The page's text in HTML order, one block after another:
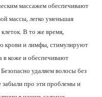
массажем обеспечивают
массы, легко уменьшая
В то же время,
крови и лимфы, стимулируют
в коже и обеспечивают
удаляем волосы без
про эти проблемы и